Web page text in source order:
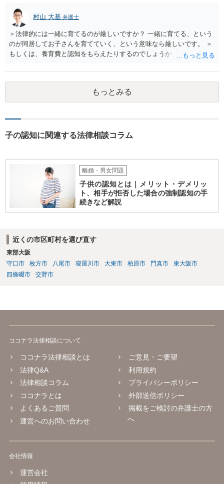
村山 大基 弁護士
＞法律的には一緒に育てるのが厳しいですか？ 一緒に育てる、という
のが同居してお子さんを育てていく、という意味なら厳しいです。 ＞
もしくは、養育費と認知をもらえたりするのでしょうか、 相手が認知
す。 また、認知されたことを前提に、父親として子を養う義務があり
ますので、 養育費を請求できます。 ただ、極端な話相手に収入がなか
ったり、行方不明だったりすると、実際上の回収が難しい可能性はあ
ります。
もっとみる
子の認知に関連する法律相談コラム
離婚・男女問題
子供の認知とは｜メリット・デメリッ
ト、相手が拒否した場合の強制認知の手
続きなど解説
近くの市区町村を選び直す
東部大阪
守口市
枚方市 八尾市 寝屋川市 大東市 柏原市 門真市
東大阪市
四條畷市
交野市
ココナラ法律相談について
ココナラ法律相談とは
法律Q&A
法律相談コラム
ココナラとは
よくあるご質問
運営へのお問い合わせ
ご意見・ご要望
利用規約
プライバシーポリシー
外部送信ポリシー
掲載をご検討の弁護士の方
へ
会社情報
運営会社